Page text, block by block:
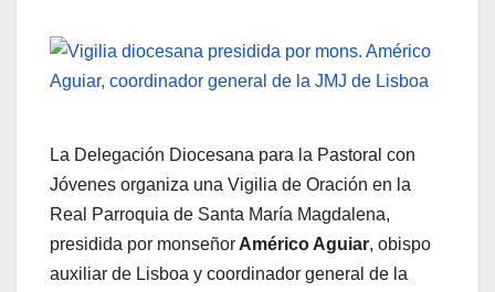
La Delegación Diocesana para la Pastoral con
Jóvenes organiza una Vigilia de Oración en la
Real Parroquia de Santa María Magdalena,
presidida por monseñor Américo Aguiar, obispo
auxiliar de Lisboa y coordinador general de la